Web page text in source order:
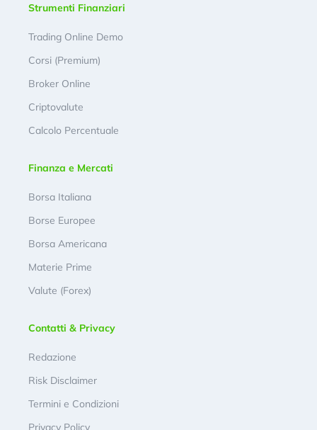
Strumenti Finanziari
Trading Online Demo
Corsi (Premium)
Broker Online
Criptovalute
Calcolo Percentuale
Finanza e Mercati
Borsa Italiana
Borse Europee
Borsa Americana
Materie Prime
Valute (Forex)
Contatti & Privacy
Redazione
Risk Disclaimer
Termini e Condizioni
Privacy Policy